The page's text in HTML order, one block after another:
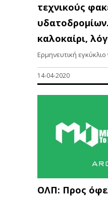
τεχνικούς
καλοκαίρι,
Ερμηνευτική εγκύκλιο
14-04-2020
ΟΛΠ: Προς